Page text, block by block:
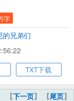
字
的兄弟们
TXT下载
【下一页】 【尾页】